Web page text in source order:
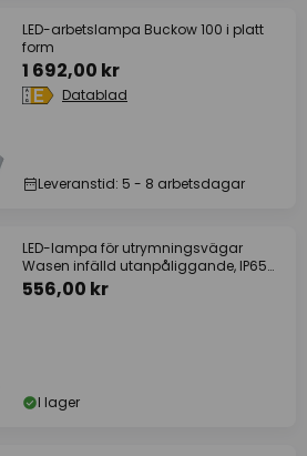
LED-arbetslampa Buckow 100 i platt
form
1 692,00 kr
Datablad
Leveranstid: 5 - 8 arbetsdagar
LED-lampa för utrymningsvägar
Wasen infälld utanpåliggande, IP65
4000K
556,00 kr
I lager